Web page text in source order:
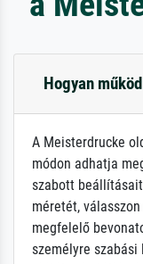
Hogyan
A Meisterdrucke
módon adhatja
szabott
méretét,
megfelelő
személyre